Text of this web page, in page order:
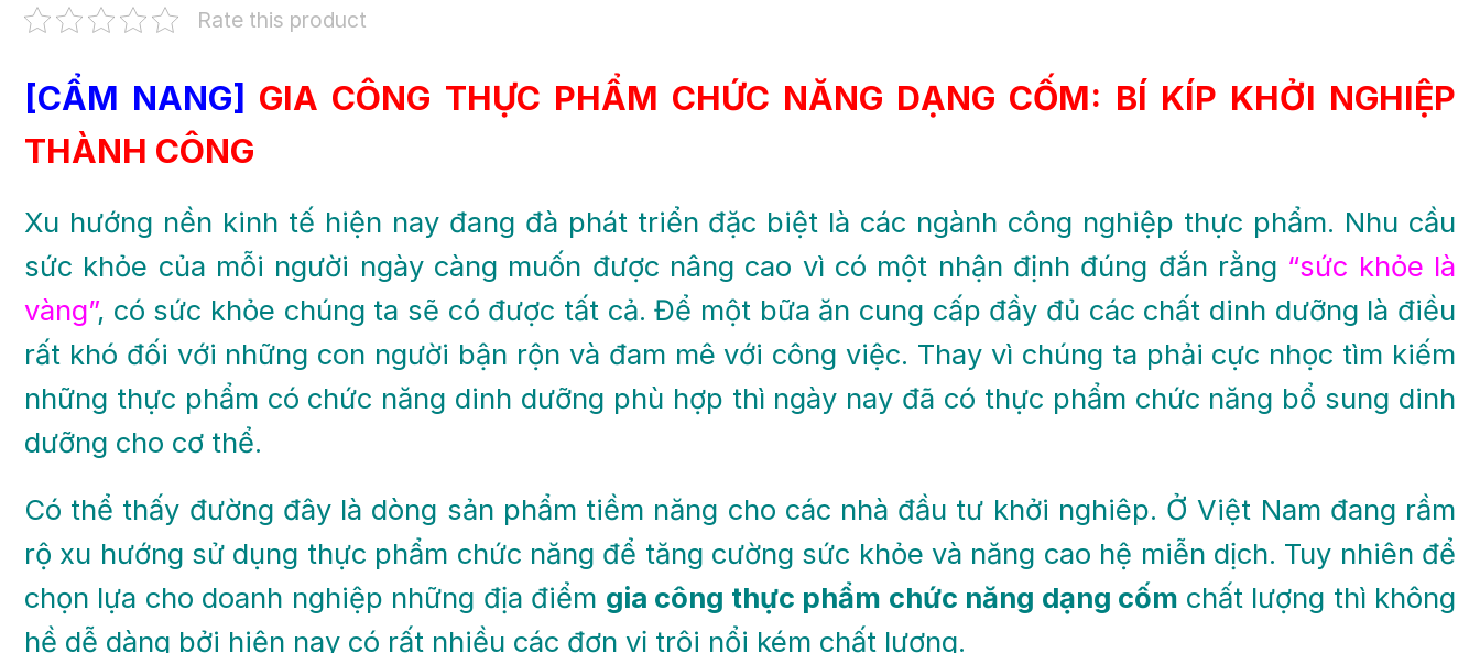
Rate this product
[CẨM NANG] GIA CÔNG THỰC PHẨM CHỨC NĂNG DẠNG CỐM: BÍ KÍP KHỞI NGHIỆP
THÀNH CÔNG
Xu hướng nền kinh tế hiện nay đang đà phát triển đặc biệt là các ngành công nghiệp thực phẩm. Nhu cầu
sức khỏe của mỗi người ngày càng muốn được nâng cao vì có một nhận định đúng đắn rằng “sức khỏe là
vàng”, có sức khỏe chúng ta sẽ có được tất cả. Để một bữa ăn cung cấp đầy đủ các chất dinh dưỡng là điều
rất khó đối với những con người bận rộn và đam mê với công việc. Thay vì chúng ta phải cực nhọc tìm kiếm
những thực phẩm có chức năng dinh dưỡng phù hợp thì ngày nay đã có thực phẩm chức năng bổ sung dinh
dưỡng cho cơ thể.
Có thể thấy đường đây là dòng sản phẩm tiềm năng cho các nhà đầu tư khởi nghiêp. Ở Việt Nam đang rầm
rộ xu hướng sử dụng thực phẩm chức năng để tăng cường sức khỏe và năng cao hệ miễn dịch. Tuy nhiên để
chọn lựa cho doanh nghiệp những địa điểm gia công thực phẩm chức năng dạng cốm chất lượng thì không
hề dễ dàng bởi hiện nay có rất nhiều các đơn vị trôi nổi kém chất lượng.